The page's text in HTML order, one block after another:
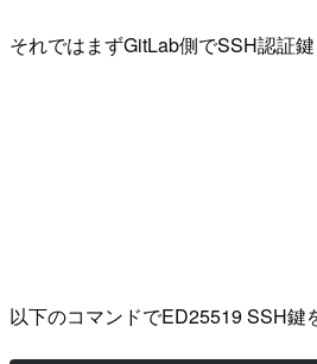
それではまずGitLab側でSSH認証鍵
以下のコマンドでED25519 SSH鍵